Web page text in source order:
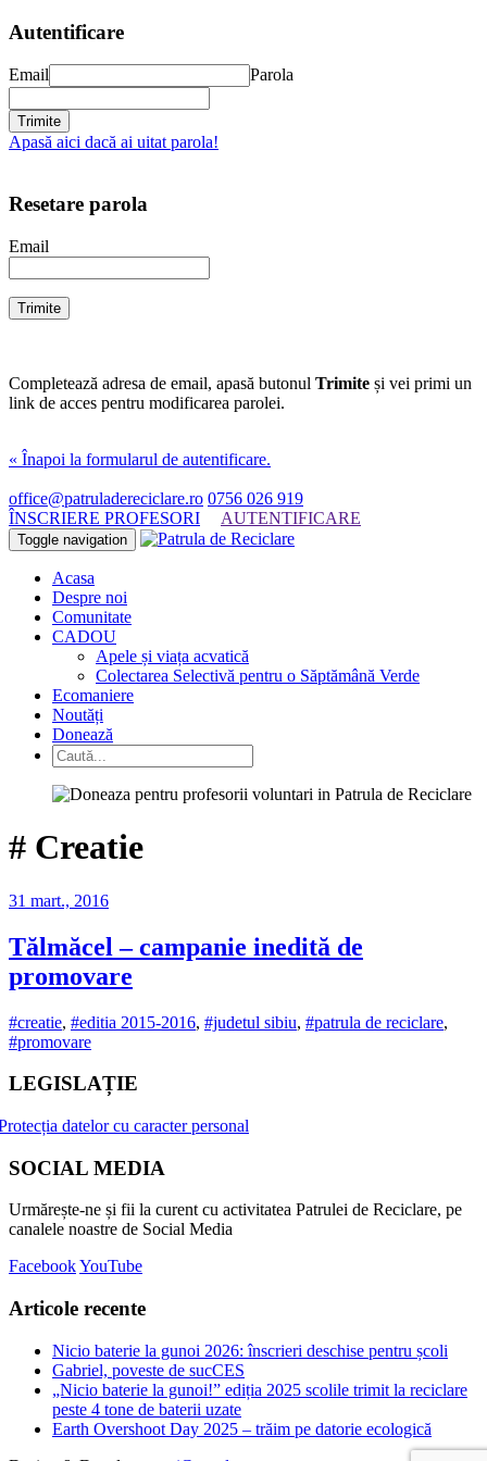
Autentificare
Email Parola
Apasă aici dacă ai uitat parola!
Resetare parola
Email
Completează adresa de email, apasă butonul Trimite și vei primi un
link de acces pentru modificarea parolei.
« Înapoi la formularul de autentificare.
office@patruladereciclare.ro 0756 026 919
ÎNSCRIERE PROFESORI
AUTENTIFICARE
Toggle navigation
Acasa
Despre noi
Comunitate
CADOU
Apele și viața acvatică
Colectarea Selectivă pentru o Săptămână Verde
Ecomaniere
Noutăți
Donează
# Creatie
31 mart., 2016
Tălmăcel – campanie inedită de
promovare
#creatie, #editia 2015-2016, #judetul sibiu, #patrula de reciclare,
#promovare
LEGISLAȚIE
datelor cu caracter personal
SOCIAL MEDIA
Urmărește-ne și fii la curent cu activitatea Patrulei de Reciclare, pe
canalele noastre de Social Media
FacebookYouTube
Articole recente
Nicio baterie la gunoi 2026: înscrieri deschise pentru școli
Gabriel, poveste de sucCES
„Nicio baterie la gunoi!” ediția 2025 scolile trimit la reciclare
peste 4 tone de baterii uzate
Earth Overshoot Day 2025 – trăim pe datorie ecologică